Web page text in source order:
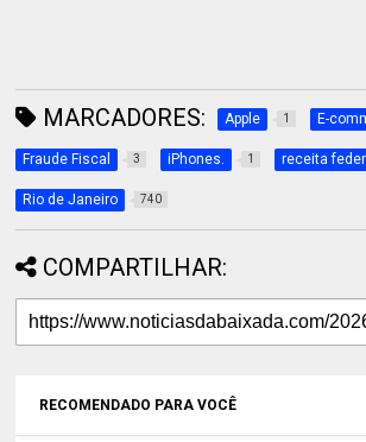
MARCADORES: Apple 1 E-
Fraude Fiscal 3 iPhones. 1 receita
Rio de Janeiro 740
COMPARTILHAR:
RECOMENDADO PARA VOCÊ